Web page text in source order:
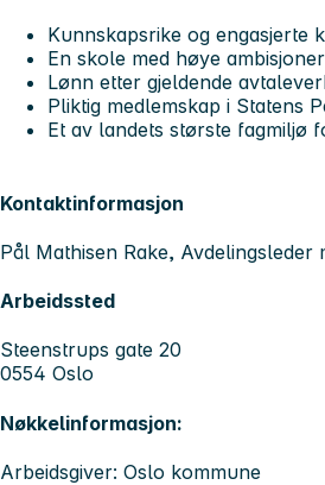
Kunnskapsrike og engasjerte
En skole med høye
Lønn etter gjeldende
Pliktig medlemskap i Statens
Et av landets største fagmiljø
Kontaktinformasjon
Pål Mathisen Rake, Avdelingsleder
Arbeidssted
Steenstrups gate 20
0554 Oslo
Nøkkelinformasjon:
Arbeidsgiver: Oslo kommune